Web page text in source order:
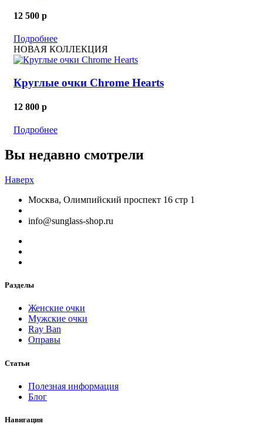
12 500 p
Подробнее
НОВАЯ КОЛЛЕКЦИЯ
Круглые очки Chrome Hearts
12 800 p
Подробнее
Вы недавно смотрели
Наверх
Москва, Олимпийский проспект 16 стр 1
info@sunglass-shop.ru
Разделы
Женские очки
Мужские очки
Ray Ban
Оправы
Статьи
Полезная информация
Блог
Навигация